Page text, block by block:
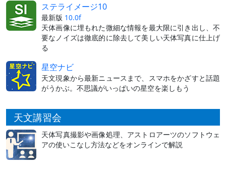
ステライメージ10
最新版 10.0f
天体画像に埋もれた微細な情報を最大限に引き出し、不
要なノイズは徹底的に除去して美しい天体写真に仕上げ
る
星空ナビ
天文現象から最新ニュースまで、スマホをかざすと話題
がうかぶ。不思議がいっぱいの星空を楽しもう
天文講習会
天体写真撮影や画像処理、アストロアーツのソフトウェ
アの使いこなし方法などをオンラインで解説